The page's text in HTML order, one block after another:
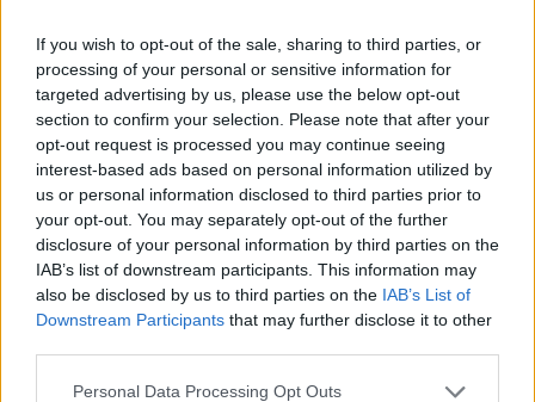
If you wish to opt-out of the sale, sharing to third parties, or
processing of your personal or sensitive information for
targeted advertising by us, please use the below opt-out
section to confirm your selection. Please note that after your
opt-out request is processed you may continue seeing
interest-based ads based on personal information utilized by
us or personal information disclosed to third parties prior to
your opt-out. You may separately opt-out of the further
disclosure of your personal information by third parties on the
IAB’s list of downstream participants. This information may
also be disclosed by us to third parties on the IAB’s List of
Downstream Participants that may further disclose it to other
Please note that this website/app uses one or more Google
Personal Data Processing Opt Outs
Sigue leyendo
FINANZAS